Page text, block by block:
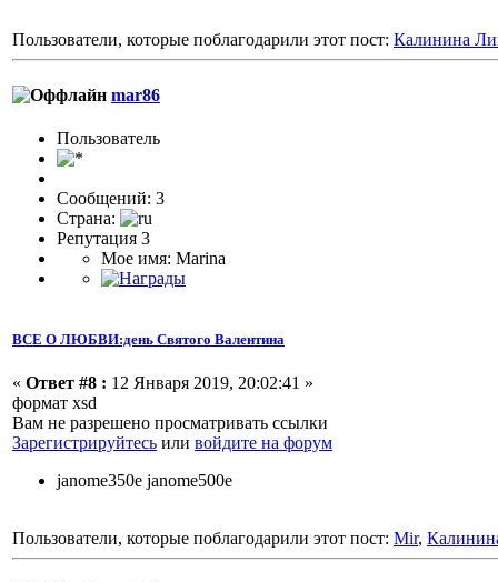
Пользователи, которые поблагодарили этот пост: Калинина
mar86
Пользователь
Сообщений: 3
Страна:
Репутация 3
Мое имя: Marina
ВСЕ О ЛЮБВИ:день Святого Валентина
« Ответ #8 : 12 Января 2019, 20:02:41 »
формат xsd
Вам не разрешено просматривать ссылки
Зарегистрируйтесь или войдите на форум
janome350e janome500e
Пользователи, которые поблагодарили этот пост: Mir,